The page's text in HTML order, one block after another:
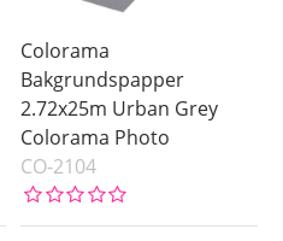
Colorama
Bakgrundspapper
2.72x25m Urban Grey
Colorama Photo
CO-2104